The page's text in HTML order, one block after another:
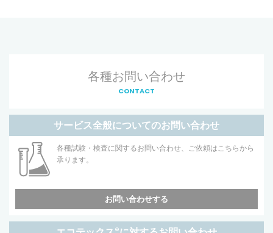
各種お問い合わせ
CONTACT
サービス全般についてのお問い合わせ
各種試験・検査に関するお問い合わせ、ご依頼はこちらから
承ります。
お問い合わせする
®